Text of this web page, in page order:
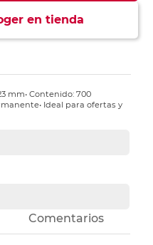
en tienda
mm• Contenido: 700
Ideal para ofertas y
Comentarios